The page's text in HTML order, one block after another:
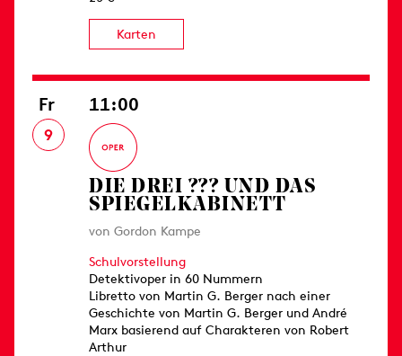
Karten
Fr
9
11:00
DIE DREI ??? UND DAS
SPIEGELKABINETT
von Gordon Kampe
Schulvorstellung
Detektivoper in 60 Nummern
Libretto von Martin G. Berger nach einer
Geschichte von Martin G. Berger und André
Marx basierend auf Charakteren von Robert
Arthur